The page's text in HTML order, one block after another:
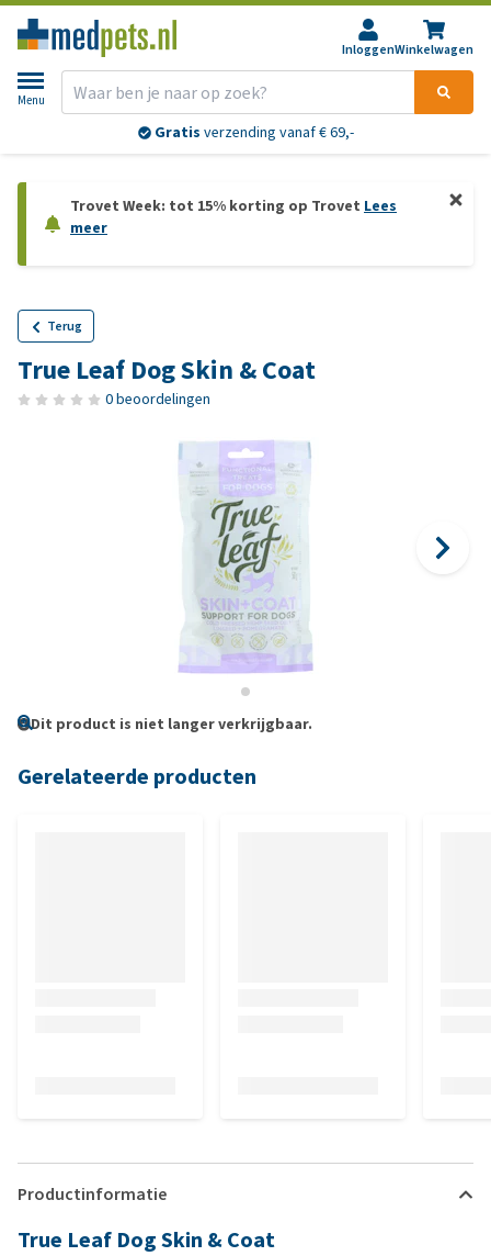
InloggenWinkelwagen
Menu
Gratis verzending vanaf € 69,-
Trovet Week: tot 15% korting op Trovet Lees
meer
Terug
True Leaf Dog Skin & Coat
0 beoordelingen
Dit product is niet langer verkrijgbaar.
Gerelateerde producten
Productinformatie
True Leaf Dog Skin & Coat